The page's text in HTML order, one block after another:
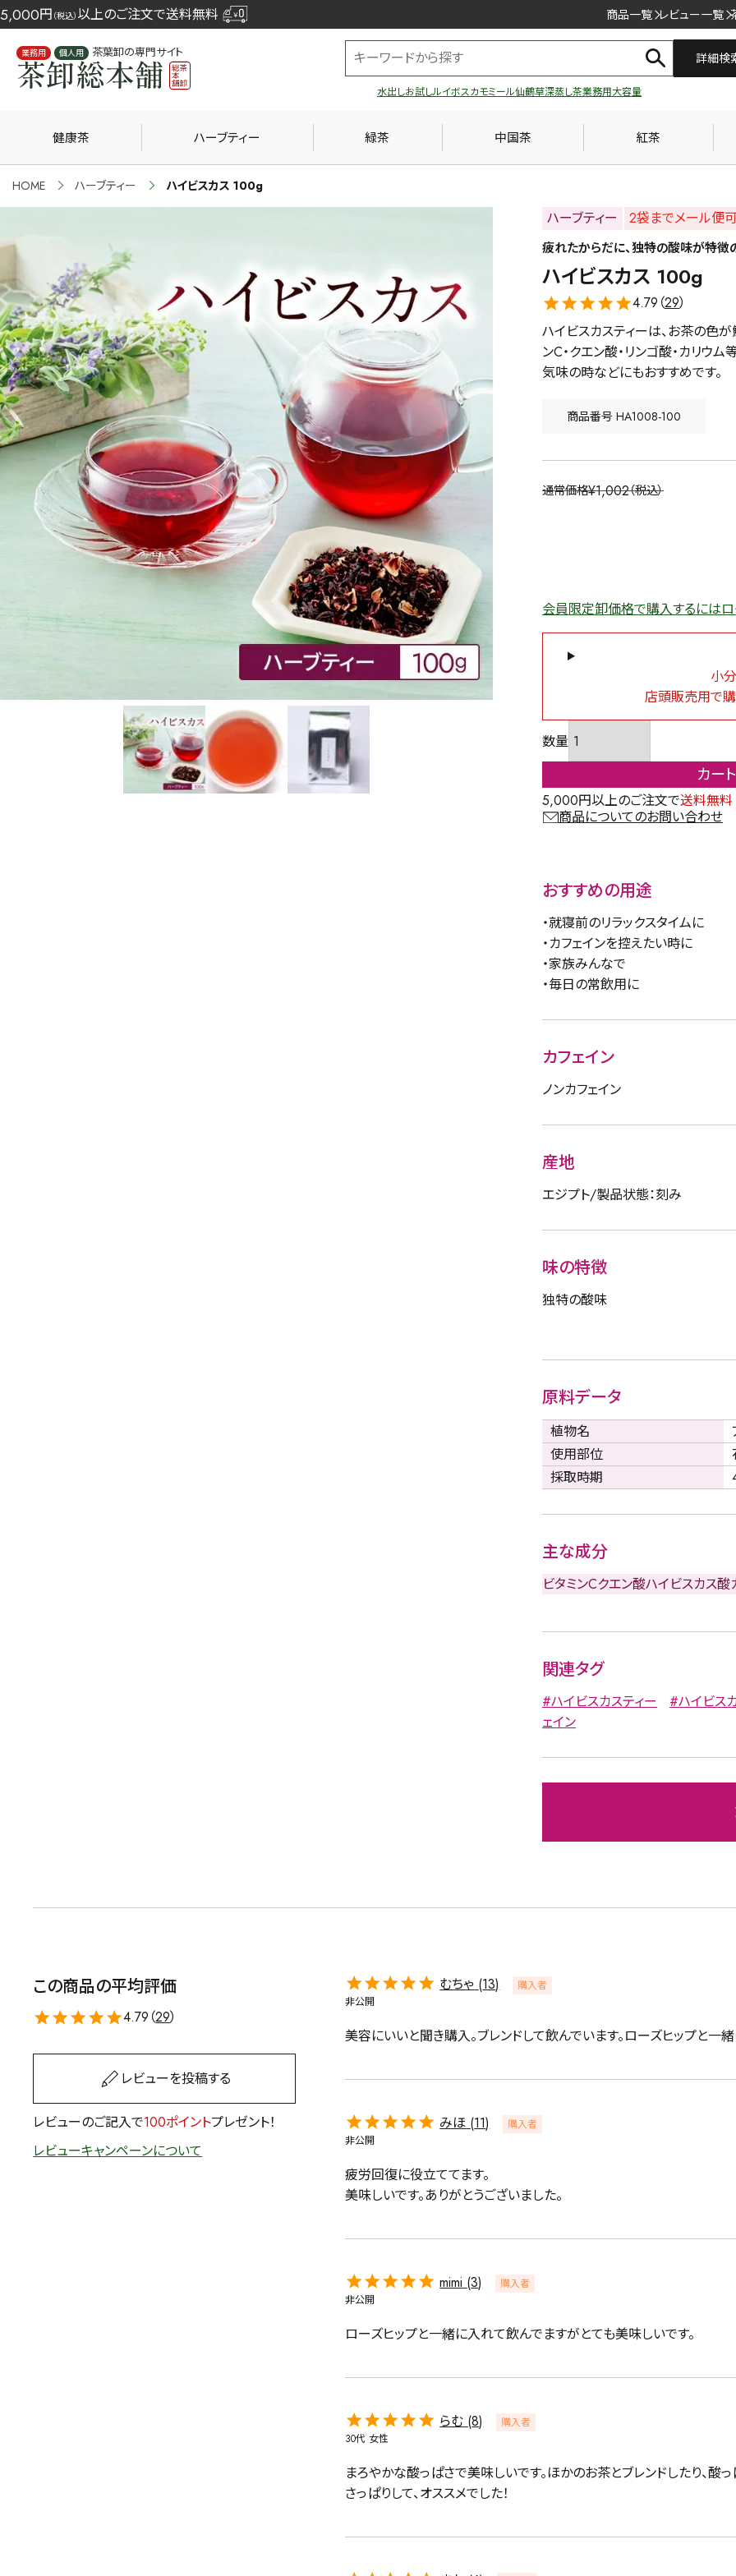
5,000円 （税込） 以上のご注文で送料無料 商品一覧 レビュー一覧
業務用 個人用 茶葉卸の専門サイト
水出しお試しルイボスカモミール仙鶴草深蒸し茶業務用大容量
詳細検
詳細検索
500g 1000g
健康茶 ハーブティー 緑茶 中国茶 紅茶
HOME ハーブティー ハイビスカス 100g
ハーブティー 2袋までメール便可
疲れたからだに、独特の酸味が特徴
ハイビスカス 100g
4.79（29）
ハイビスカスティーは、お茶の色
ンC・クエン酸・リンゴ酸・カリ
気味の時などにもおすすめです。
商品番号 HA1008-100
通常価格¥1,002 税込
会員限定卸価格で購入するにはロ
小
店頭販売用で
カー
5,000円以上のご注文で送料無料
商品についてのお問い合わせ
おすすめの用途
・就寝前のリラックスタイムに
・カフェインを控えたい時に
・家族みんなで
・毎日の常飲用に
カフェイン
ノンカフェイン
産地
エジプト/製品状態：刻み
味の特徴
独特の酸味
原料データ
植物名
使用部位
採取時期
主な成分
ビタミンCクエン酸ハイビスカス酸
関連タグ
#ハイビスカスティー #ハイビス
ェイン
この商品の平均評価
4.79（29）
レビューを投稿する
レビューのご記入で100ポイントプレゼント！
レビューキャンペーンについて
むちゃ 13
購入者
非公開
美容にいいと聞き購入。ブレンドして飲んでいます。ローズヒップと一
みほ 11
購入者
非公開
疲労回復に役立ててます。
美味しいです。ありがとうございました。
mimi 3
購入者
非公開
ローズヒップと一緒に入れて飲んでますがとても美味しいです。
らむ 8
購入者
30代 女性
まろやかな酸っぱさで美味しいです。ほかのお茶とブレンドしたり、
さっぱりして、オススメでした！